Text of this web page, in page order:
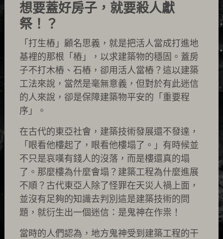
想要蓋好房子，就要殺人獻
祭！？
「打生樁」顧名思義，就是把活人當成打進地
基裡的那根「樁」，以求建築物的穩固。蓋房
子不打木樁、石樁，卻用活人當樁？這以建築
工法來說，當然是毫無意義，但對於有此迷信
的人來說，卻是保障建築物平安的「重要程
序」。
在古代的東亞社會，建築技術發展還不發達，
「眼看他樓起了，眼看他樓塌了。」有時候並
不只是哀嘆有錢人的沒落，而是樓還真的塌
了。那麼樓為什麼會塌？建築工程為什麼進展
不順？古代東亞人除了怪罪在天災人禍上面，
並沒有足夠的知識去判別這是建築技術的問
題，就衍生出一個迷信：是鬼神在作祟！
當時的人們認為，地方鬼神受到建築工程的干